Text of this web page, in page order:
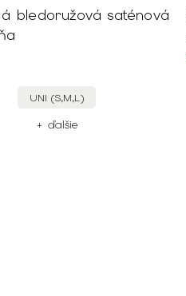
bledoružová saténová
UNI (S,M,L)
+ ďalšie